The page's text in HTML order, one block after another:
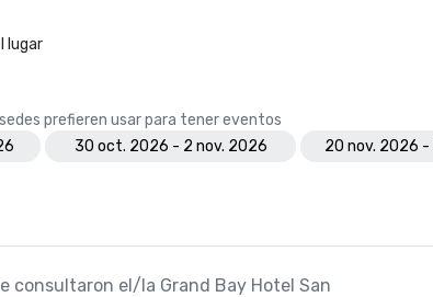
lugar
prefieren usar para tener eventos
30 oct. 2026 - 2 nov. 2026 20 nov. 2026
consultaron el/la Grand Bay Hotel San